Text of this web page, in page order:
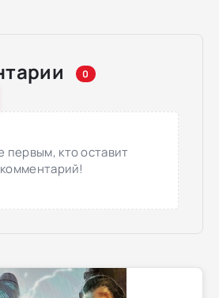
0
первым, кто оставит
комментарий!